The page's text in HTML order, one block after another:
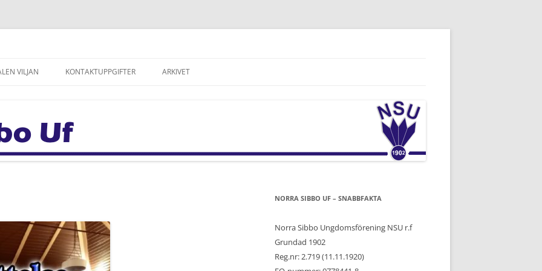
VILJAN
PÅ VILJAN
KONTAKTUPPGIFTER ARKIVET
NORRA SIBBO UF – SNABBFAKTA
Norra Sibbo Ungdomsförening NSU r.f
Grundad 1902
Reg.nr: 2.719 (11.11.1920)